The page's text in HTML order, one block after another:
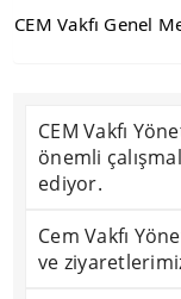
CEM Vakfı Genel
CEM Vakfı
önemli
ediyor.
Cem Vakfı
ve